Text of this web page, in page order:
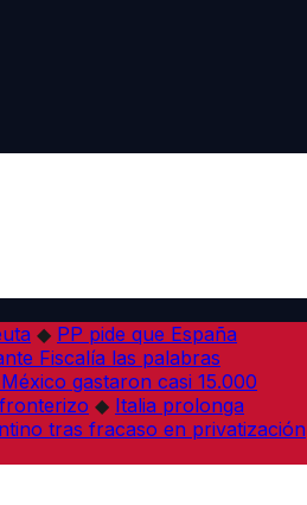
◆ PP pide que España
Fiscalía las palabras
gastaron casi 15.000
◆ Italia prolonga
tras fracaso en privatización